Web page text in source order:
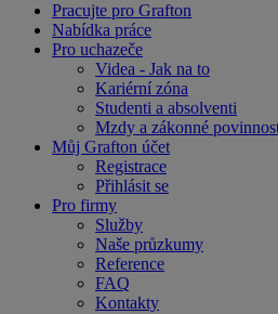
Pracujte pro Grafton
Nabídka práce
Pro uchazeče
Videa - Jak na to
Kariérní zóna
Studenti a absolventi
Mzdy a zákonné
Můj Grafton účet
Registrace
Přihlásit se
Pro firmy
Služby
Naše průzkumy
Reference
FAQ
Kontakty